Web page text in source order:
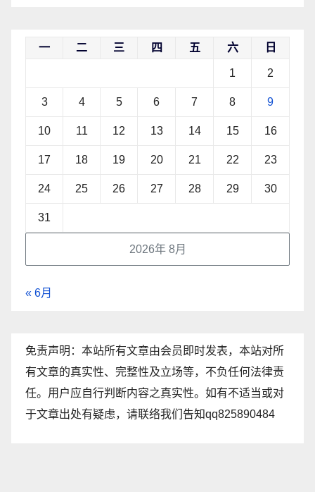
2026年 8月
一 二 三 四 五 六 日
1 2
3 4 5 6 7 8 9
10 11 12 13 14 15 16
17 18 19 20 21 22 23
24 25 26 27 28 29 30
31
« 6月
免责声明：本站所有文章由会员即时发表，本站对所
有文章的真实性、完整性及立场等，不负任何法律责
任。用户应自行判断内容之真实性。如有不适当或对
于文章出处有疑虑，请联络我们告知qq825890484